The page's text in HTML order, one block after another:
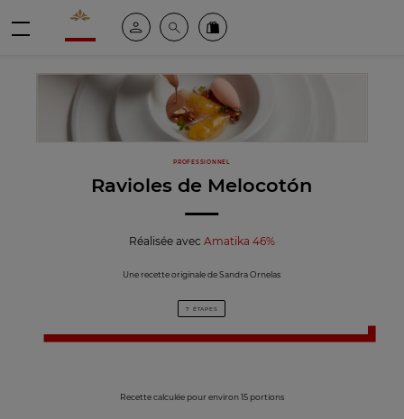
Valrhona - Imaginons le meilleur du chocolat
Espace clientRechercheCommandez en ligne
PROFESSIONNEL
Ravioles de Melocotón
Réalisée avec Amatika 46%
Une recette originale de Sandra Ornelas
7 ÉTAPES
Recette calculée pour environ 15 portions